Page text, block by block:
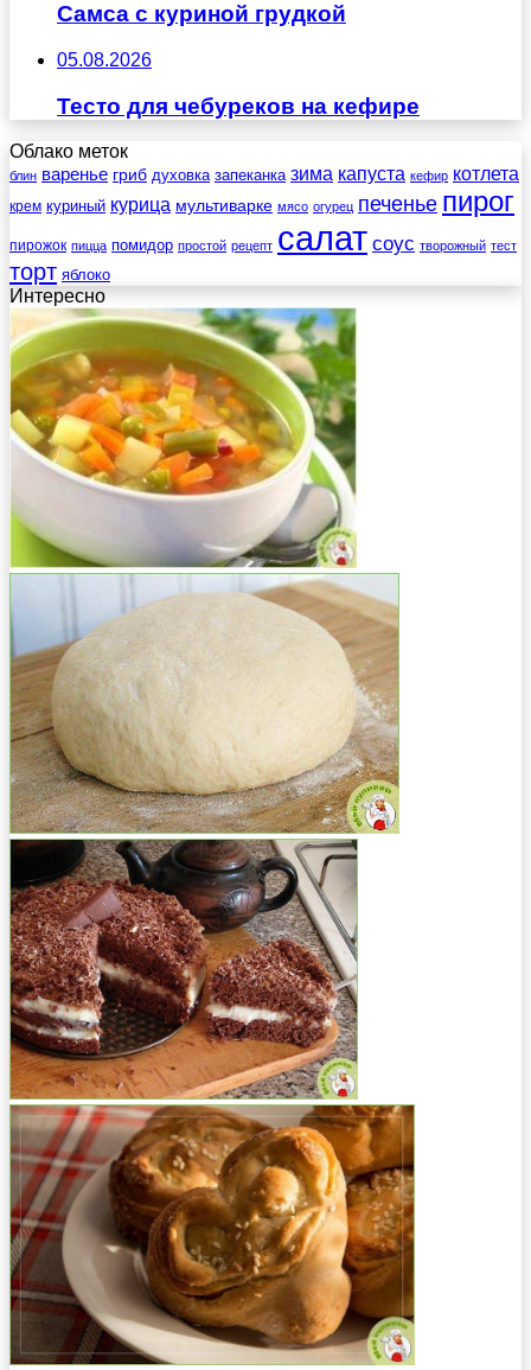
Самса с куриной грудкой
05.08.2026
Тесто для чебуреков на кефире
Облако меток
блин варенье гриб духовка запеканка зима капуста кефир котлета
крем куриный курица мультиварке мясо огурец печенье пирог
пирожок пицца помидор простой рецепт салат соус творожный тест
торт яблоко
Интересно